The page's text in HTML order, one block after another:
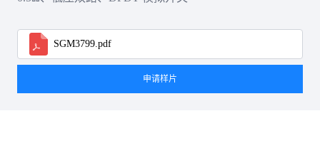
SGM3799.pdf
申请样片